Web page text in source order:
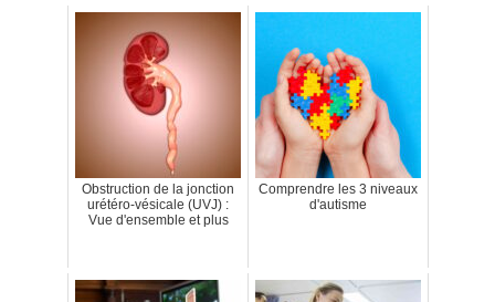
Obstruction de la jonction
urétéro-vésicale (UVJ) :
Vue d'ensemble et plus
Comprendre les 3 niveaux
d'autisme